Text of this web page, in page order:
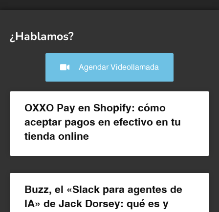
¿Hablamos?
Agendar Videollamada
OXXO Pay en Shopify: cómo
aceptar pagos en efectivo en tu
tienda online
Buzz, el «Slack para agentes de
IA» de Jack Dorsey: qué es y